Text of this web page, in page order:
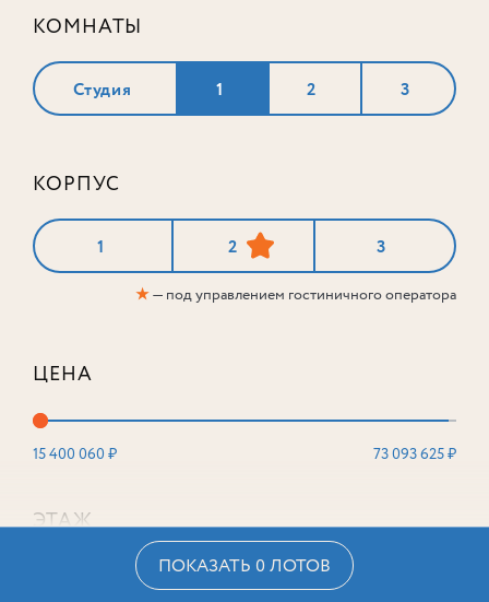
КОМНАТЫ
Студия 1 2 3
КОРПУС
1 2 3
★— под управлением гостиничного оператора
ЦЕНА
15 400 060 ₽ 73 093 625 ₽
ЭТАЖ
ПОКАЗАТЬ 0 ЛОТОВ